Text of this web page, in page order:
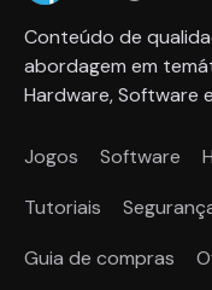
Conteúdo de
abordagem em
Hardware, Software
Jogos Software
Tutoriais
Guia de compras